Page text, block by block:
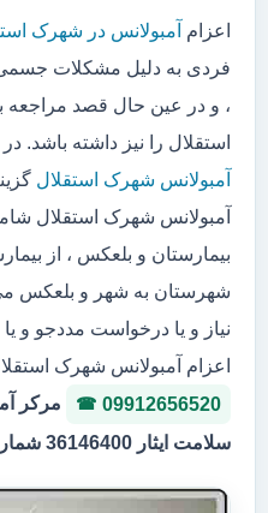
اعزام آمبولانس در شهرک
فردی به دلیل مشکلات
، و در عین حال قصد مراجعه
استقلال را نیز داشته باشد.
آمبولانس شهرک استقلال
آمبولانس شهرک استقلال
بیمارستان و بلعکس ، از
شهرستان به شهر و بلعکس
نیاز و یا درخواست مددجو و
اعزام آمبولانس شهرک
09912656520
مرکر
سلامت ایثار 36146400 شماره پروانه 3-323036